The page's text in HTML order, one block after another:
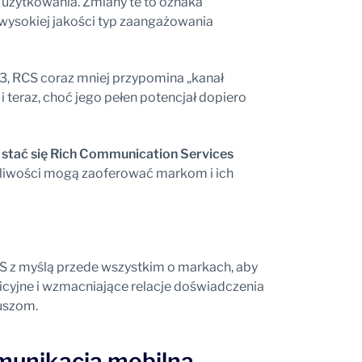
jakości typ zaangażowania
RCS coraz mniej przypomina „kanał
teraz, choć jego pełen potencjał dopiero
się Rich Communication Services
mogą zaoferować markom i ich
z myślą przede wszystkim o markach, aby
i wzmacniające relacje doświadczenia